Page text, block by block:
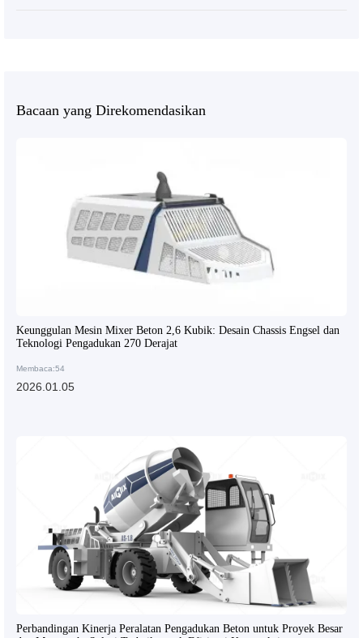
Bacaan yang Direkomendasikan
Keunggulan Mesin Mixer Beton 2,6 Kubik: Desain Chassis Engsel dan
Teknologi Pengadukan 270 Derajat
Membaca:54
2026.01.05
Perbandingan Kinerja Peralatan Pengadukan Beton untuk Proyek Besar